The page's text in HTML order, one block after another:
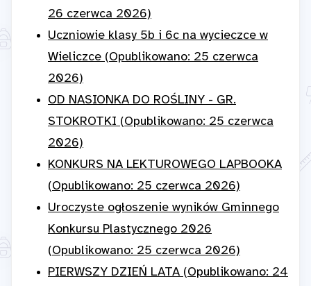
26 czerwca 2026)
Uczniowie klasy 5b i 6c na wycieczce w
Wieliczce (Opublikowano: 25 czerwca
2026)
OD NASIONKA DO ROŚLINY - GR.
STOKROTKI (Opublikowano: 25 czerwca
2026)
KONKURS NA LEKTUROWEGO LAPBOOKA
(Opublikowano: 25 czerwca 2026)
Uroczyste ogłoszenie wyników Gminnego
Konkursu Plastycznego 2026
(Opublikowano: 25 czerwca 2026)
PIERWSZY DZIEŃ LATA (Opublikowano: 24